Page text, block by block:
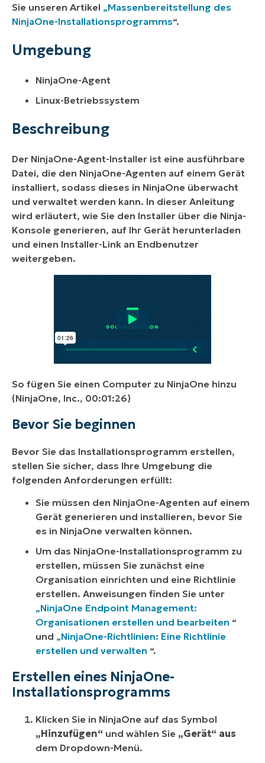
Sie unseren Artikel „Massenbereitstellung des
NinjaOne-Installationsprogramms“.
Umgebung
NinjaOne-Agent
Linux-Betriebssystem
Beschreibung
Der NinjaOne-Agent-Installer ist eine ausführbare
Datei, die den NinjaOne-Agenten auf einem Gerät
installiert, sodass dieses in NinjaOne überwacht
und verwaltet werden kann. In dieser Anleitung
wird erläutert, wie Sie den Installer über die Ninja-
Konsole generieren, auf Ihr Gerät herunterladen
und einen Installer-Link an Endbenutzer
weitergeben.
So fügen Sie einen Computer zu NinjaOne hinzu
(NinjaOne, Inc., 00:01:26)
Bevor Sie beginnen
Bevor Sie das Installationsprogramm erstellen,
stellen Sie sicher, dass Ihre Umgebung die
folgenden Anforderungen erfüllt:
Sie müssen den NinjaOne-Agenten auf einem
Gerät generieren und installieren, bevor Sie
es in NinjaOne verwalten können.
Um das NinjaOne-Installationsprogramm zu
erstellen, müssen Sie zunächst eine
Organisation einrichten und eine Richtlinie
erstellen. Anweisungen finden Sie unter
„NinjaOne Endpoint Management:
Organisationen erstellen und bearbeiten “
und „NinjaOne-Richtlinien: Eine Richtlinie
erstellen und verwalten “.
Erstellen eines NinjaOne-
Installationsprogramms
Klicken Sie in NinjaOne auf das Symbol
„Hinzufügen“ und wählen Sie „Gerät“ aus
dem Dropdown-Menü.